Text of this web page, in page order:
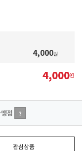
4,000원
4,000원
점 ?
관심상품